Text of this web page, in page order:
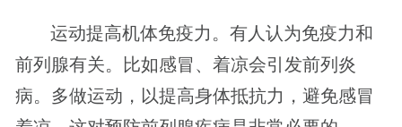
运动提高机体免疫力。有人认为免疫力和
前列腺有关。比如感冒、着凉会引发前列炎
病。多做运动，以提高身体抵抗力，避免感冒